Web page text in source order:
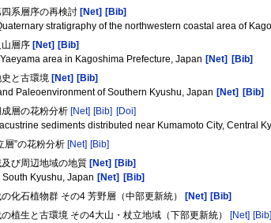
系層序の再検討 [Net] [Bib]
stratigraphy of the northwestern coastal area of
層序 [Net] [Bib]
area in Kagoshima Prefecture, Japan [Net]
[Bib]
と古環境 [Net] [Bib]
Paleoenvironment of Southern Kyushu, Japan [Net]
[Bib]
層の花粉分析 [Net] [Bib] [Doi]
sediments distributed near Kumamoto City, Central
層”の花粉分析 [Net] [Bib]
び周辺地域の地質 [Net] [Bib]
Kyushu, Japan [Net]
[Bib]
化石植物群 その4 芳野層（中部更新統）
[Net] [Bib]
植生と古環境 その4大山・杖立地域（下部更新統） [Net] [Bib]